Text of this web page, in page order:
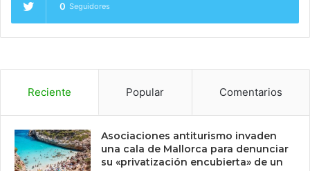
0 Seguidores
Reciente Popular Comentarios
Asociaciones antiturismo invaden
una cala de Mallorca para denunciar
su «privatización encubierta» de un